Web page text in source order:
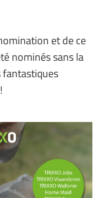
et de ce
nominés sans la
fantastiques